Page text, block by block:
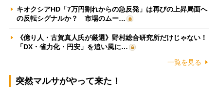
キオクシアHD「7万円割れからの急反発」は再びの上昇局面へ
の反転シグナルか？ 市場のムー…
《億り人・古賀真人氏が厳選》野村総合研究所だけじゃない！
「DX・省力化・円安」を追い風に…
一覧を見る
突然マルサがやって来た！